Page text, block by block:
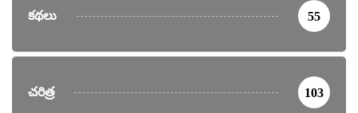
కథలు 55
చరిత్ర 103